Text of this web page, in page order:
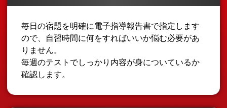
毎日の宿題を明確に電子指導報告書で指定します
ので、自習時間に何をすればいいか悩む必要があ
りません。
毎週のテストでしっかり内容が身についているか
確認します。